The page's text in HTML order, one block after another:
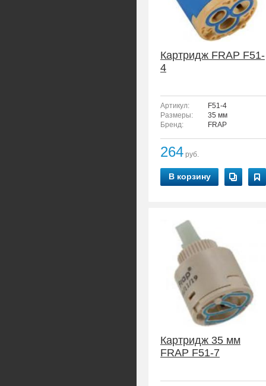
Картридж FRAP F51-
4
Артикул:
F51-4
Размеры:
35 мм
Бренд:
FRAP
264 руб.
В корзину
Картридж 35 мм
FRAP F51-7